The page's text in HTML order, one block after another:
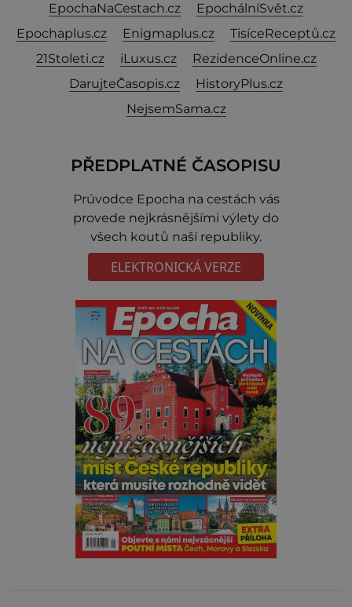
EpochaNaCestach.cz
EpochálníSvět.cz
Epochaplus.cz
Enigmaplus.cz
TisíceReceptů.cz
21Stoleti.cz
iLuxus.cz
RezidenceOnline.cz
DarujteČasopis.cz
HistoryPlus.cz
NejsemSama.cz
PŘEDPLATNÉ ČASOPISU
Prúvodce Epocha na cestách vás
provede nejkrásnějšími výlety do
všech koutů naší republiky.
ELEKTRONICKÁ VERZE